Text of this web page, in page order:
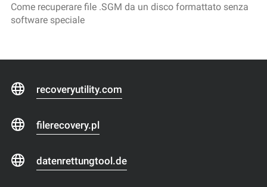
Come recuperare file .SGM da un disco formattato senza
software speciale
recoveryutility.com
filerecovery.pl
datenrettungtool.de